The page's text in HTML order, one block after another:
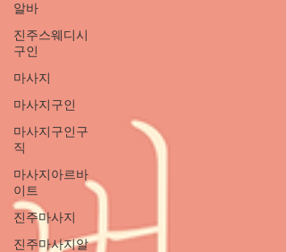
알바
진주스웨디시
구인
마사지
마사지구인
마사지구인구
직
마사지아르바
이트
진주마사지
진주마사지알